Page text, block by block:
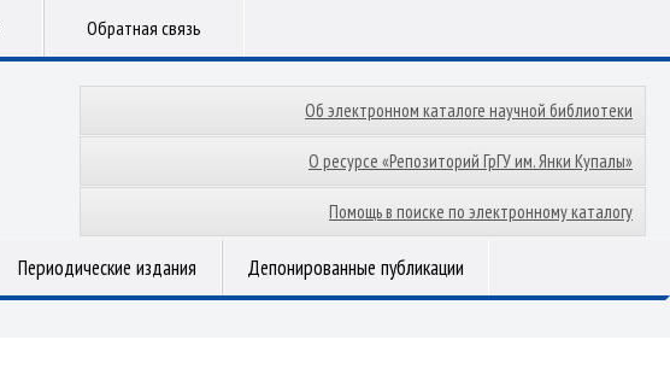
Обратная связь
Об электронном каталоге научной библиотеки
О ресурсе «Репозиторий ГрГУ им. Янки Купалы»
Помощь в поиске по электронному каталогу
Периодические издания Депонированные публикации